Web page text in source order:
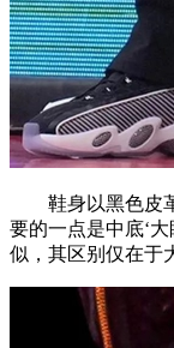
鞋身以黑色皮革
要的一点是中底‘大
似，其区别仅在于